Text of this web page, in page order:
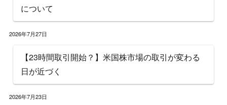
について
2026年7月27日
【23時間取引開始？】米国株市場の取引が変わる
日が近づく
2026年7月23日